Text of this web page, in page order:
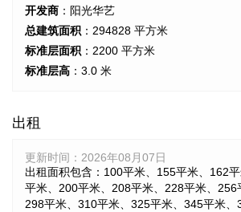
开发商 ：阳光华艺
总建筑面积 ：294828 平方米
标准层面积 ：2200 平方米
标准层高 ：3.0 米
出租
更新时间： 2026年08月07日
出租面积包含：100平米、155平米、162
平米、200平米、208平米、228平米、256
298平米、310平米、325平米、345平米、